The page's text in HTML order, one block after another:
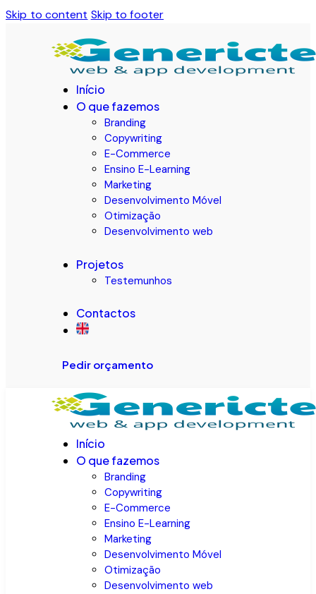
Skip to content Skip to footer
Início
O que fazemos
Branding
Copywriting
E-Commerce
Ensino E-Learning
Marketing
Desenvolvimento Móvel
Otimização
Desenvolvimento web
Projetos
Testemunhos
Contactos
Pedir orçamento
Início
O que fazemos
Branding
Copywriting
E-Commerce
Ensino E-Learning
Marketing
Desenvolvimento Móvel
Otimização
Desenvolvimento web